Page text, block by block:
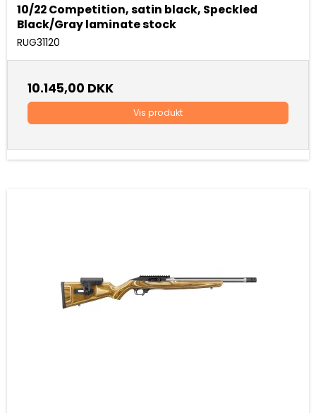
10/22 Competition, satin black, Speckled
Black/Gray laminate stock
RUG31120
10.145,00 DKK
Vis produkt